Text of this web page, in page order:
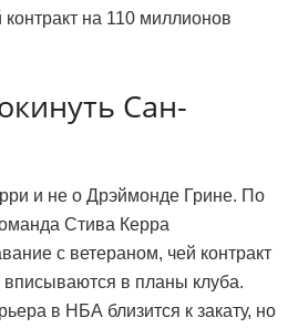
на 110 миллионов
Сан-
и не о Дрэймонде Грине. По
Стива Керра
с ветераном, чей контракт
в планы клуба.
в НБА близится к закату, но